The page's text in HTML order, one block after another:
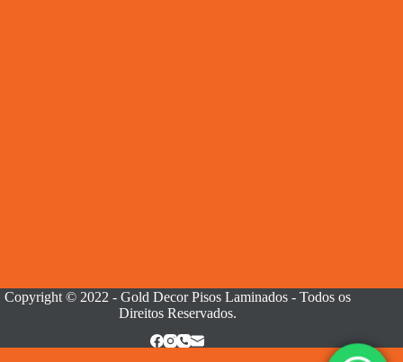
Copyright © 2022 - Gold Decor Pisos Laminados - Todos os
Direitos Reservados.